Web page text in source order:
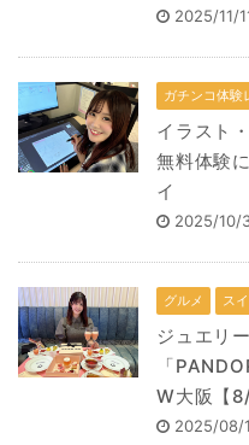
2025/11/
ガチンコ体験
イラスト
無料体験
イ
2025/10/
グルメ ス
ジュエリ
「
W大阪【
2025/08/